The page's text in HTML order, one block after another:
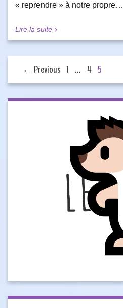
« reprendre » à notre propre…
Lire la suite
← Previous 1 … 4 5